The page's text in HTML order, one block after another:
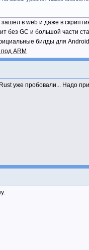
в web и даже в
без GC и большой части
билды для Android
под ARM
уже пробовали... Надо